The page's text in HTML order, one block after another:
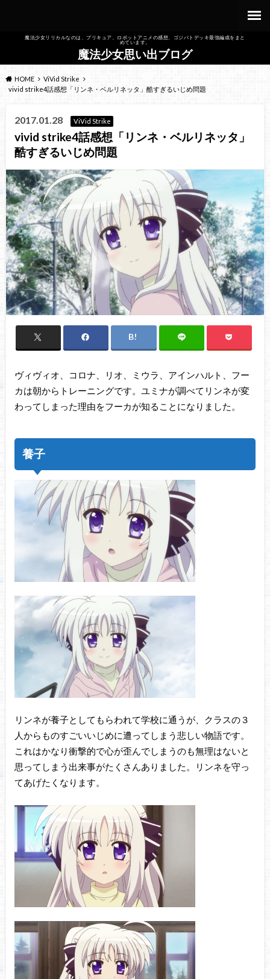
魔法少女リリカルなのは、プリキュア、ロボットアニメの感想、ゴジバトデッキ最強編成をまと
めています。
魔法少女思い出ブログ
HOME
ViVid Strike
vivid strike4話感想「リンネ・ベルリネッタ」酷すぎるいじめ問題
2017.01.28 ViVid Strike
vivid strike4話感想「リンネ・ベルリネッタ」
酷すぎるいじめ問題
ヴィヴィオ、コロナ、リオ、ミウラ、アインハルト、フー
カは朝からトレーニングです。ユミナが調べてリンネが変
わってしまった理由をフーカが知ることになりました。
養子
リンネが養子としてもらわれて学校に通うが、クラスの３
人からものすごいいじめに遭ってしまう悲しい物語です。
これはかなり衝撃的で心が歪んでしまうのも無理はないと
思ってしまう出来事がたくさんありました。リンネを守っ
てあげたくなります。